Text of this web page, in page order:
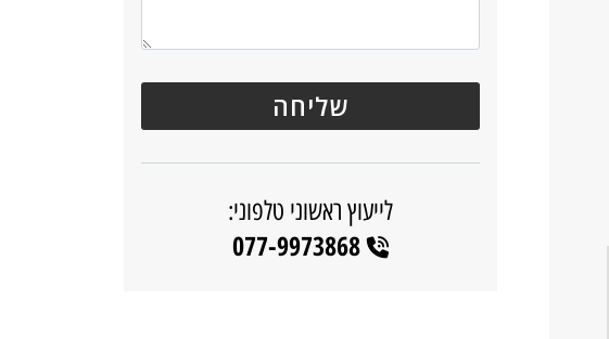
לייעוץ ראשוני טלפוני:
077-9973868